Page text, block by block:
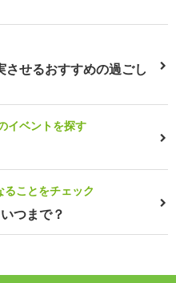
せるおすすめの過ごし
イベントを探す
ことをチェック
つまで？